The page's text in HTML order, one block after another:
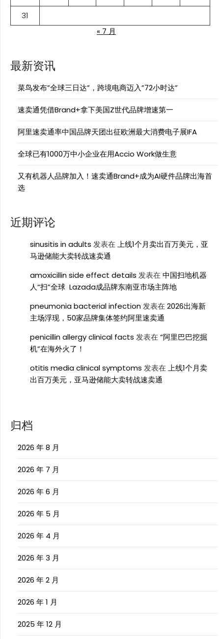
31
« 7 月
最新资讯
菜鸟发布”全球三日达”，跨境电商迈入”72小时达”
速卖通凭借Brand+拿下美国Z世代品牌增速第一
阿里速卖通率中国品牌天团出征欧洲最大消费电子展IFA
全球已有1000万中小企业在用Accio Work做生意
又有机器人品牌加入！速卖通Brand+成为AI硬件品牌出海首
选
近期评论
sinusitis in adults 发表在上线1个月卖出百万美元，亚
马逊储能大卖转战速卖通
amoxicillin side effect details 发表在中国扫地机器
人“扫”全球 Lazada成品牌东南亚市场主阵地
pneumonia bacterial infection发表在2026出海新
主场浮现，50家品牌集体签约阿里速卖通
penicillin allergy clinical facts 发表在“阿里巴巴挖掘
机”在海外火了！
otitis media clinical symptoms 发表在上线1个月卖
出百万美元，亚马逊储能大卖转战速卖通
归档
2026 年 8 月
2026 年 7 月
2026 年 6 月
2026 年 5 月
2026 年 4 月
2026 年 3 月
2026 年 2 月
2026 年 1 月
2025 年 12 月